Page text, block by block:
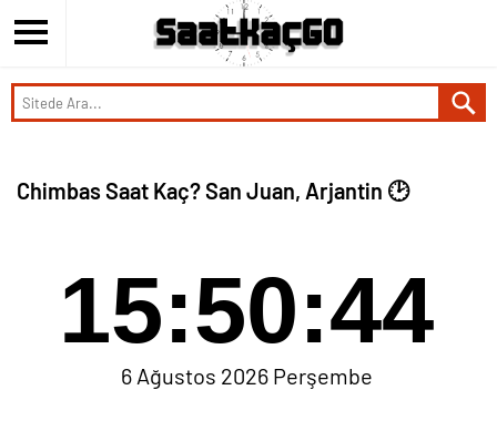
Chimbas Saat Kaç? San Juan, Arjantin 🕑
15:50:44
6 Ağustos 2026 Perşembe